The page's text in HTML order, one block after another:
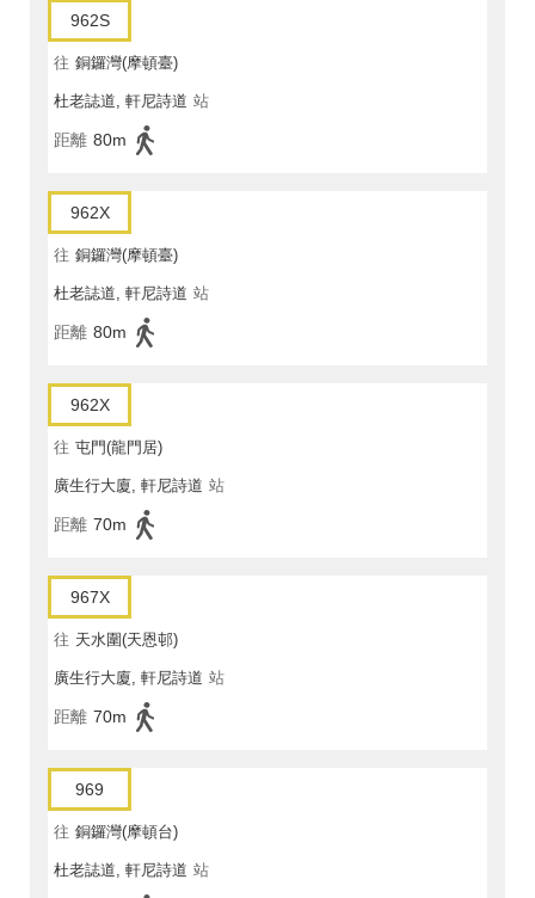
962S
往 銅鑼灣(摩頓臺)
杜老誌道, 軒尼詩道 站
距離 80m
962X
往 銅鑼灣(摩頓臺)
杜老誌道, 軒尼詩道 站
距離 80m
962X
往 屯門(龍門居)
廣生行大廈, 軒尼詩道 站
距離 70m
967X
往 天水圍(天恩邨)
廣生行大廈, 軒尼詩道 站
距離 70m
969
往 銅鑼灣(摩頓台)
杜老誌道, 軒尼詩道 站